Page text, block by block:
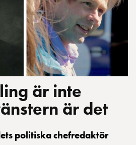
är inte
är det
politiska chefredaktör